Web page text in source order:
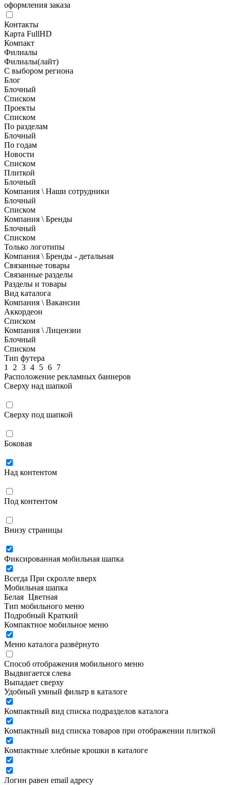
оформления заказа
Контакты
Карта FullHD
Компакт
Филиалы
Филиалы(лайт)
С выбором региона
Блог
Блочный
Списком
Проекты
Списком
По разделам
Блочный
По годам
Новости
Списком
Плиткой
Блочный
Компания \ Наши сотрудники
Блочный
Списком
Компания \ Бренды
Блочный
Списком
Только логотипы
Компания \ Бренды - детальная
Связанные товары
Связанные разделы
Разделы и товары
Вид каталога
Компания \ Вакансии
Аккордеон
Списком
Компания \ Лицензии
Блочный
Списком
Тип футера
1
2 3 4 5 6 7
Расположение рекламных баннеров
Сверху над шапкой
Сверху под шапкой
Боковая
Над контентом
Под контентом
Внизу страницы
Фиксированная мобильная шапка
Всегда При скролле вверх
Мобильная шапка
Белая Цветная
Тип мобильного меню
Подробный Краткий
Компактное мобильное меню
Меню каталога развёрнуто
Способ отображения мобильного меню
Выдвигается слева
Выпадает сверху
Удобный умный фильтр в каталоге
Компактный вид списка подразделов каталога
Компактный вид списка товаров при отображении плиткой
Компактные хлебные крошки в каталоге
Логин равен email адресу